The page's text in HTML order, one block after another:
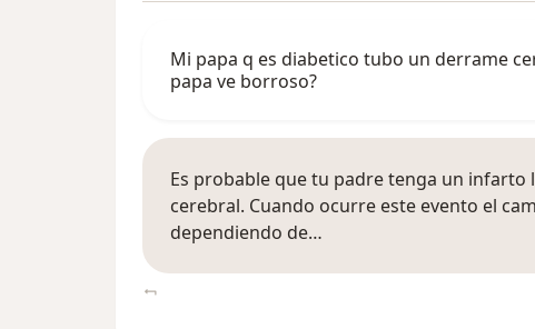
Mi papa q es diabetico tubo un derrame
papa ve borroso?
Es probable que tu padre tenga un infarto
cerebral. Cuando ocurre este evento el
dependiendo de…